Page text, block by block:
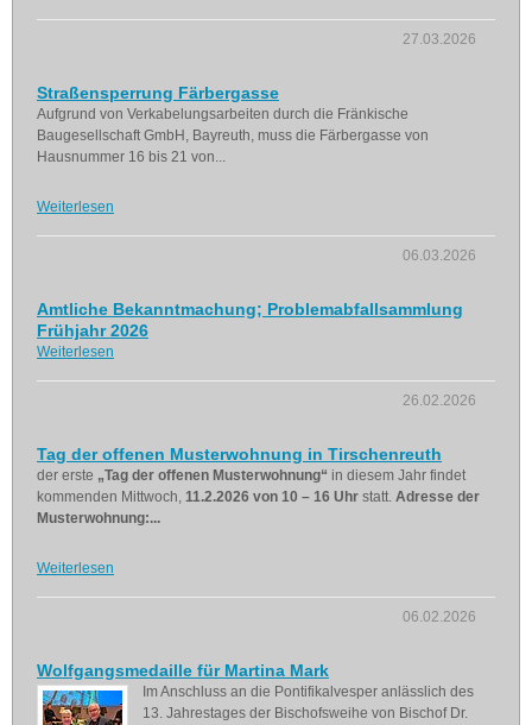
27.03.2026
Straßensperrung Färbergasse
Aufgrund von Verkabelungsarbeiten durch die Fränkische
Baugesellschaft GmbH, Bayreuth, muss die Färbergasse von
Hausnummer 16 bis 21 von...
Weiterlesen
06.03.2026
Amtliche Bekanntmachung; Problemabfallsammlung
Frühjahr 2026
Weiterlesen
26.02.2026
Tag der offenen Musterwohnung in Tirschenreuth
der erste „Tag der offenen Musterwohnung“ in diesem Jahr findet
kommenden Mittwoch, 11.2.2026 von 10 – 16 Uhr statt. Adresse der
Musterwohnung:...
Weiterlesen
06.02.2026
Wolfgangsmedaille für Martina Mark
Im Anschluss an die Pontifikalvesper anlässlich des
13. Jahrestages der Bischofsweihe von Bischof Dr.